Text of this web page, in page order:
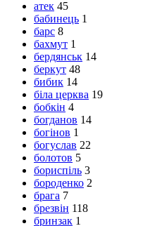
атек 45
бабинець 1
барс 8
бахмут 1
бердянськ 14
беркут 48
бибик 14
біла церква 19
бобкін 4
богданов 14
богінов 1
богуслав 22
болотов 5
бориспіль 3
бороденко 2
брага 7
брезвін 118
бринзак 1